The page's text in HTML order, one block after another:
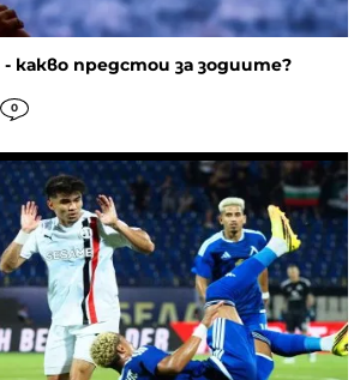
- какво предстои за зодиите?
0